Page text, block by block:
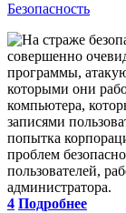
Безопасность
совершенно
программы,
которыми они
компьютера,
записями
попытка
проблем
пользователей,
администратора.
4 Подробнее